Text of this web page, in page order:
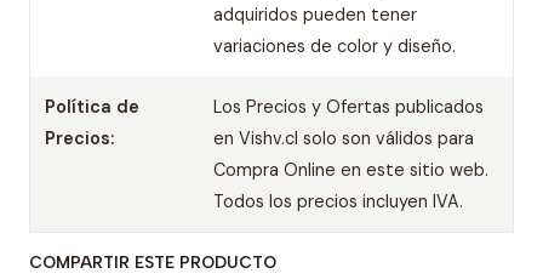
adquiridos pueden tener
variaciones de color y diseño.
Política de
Precios:
Los Precios y Ofertas publicados
en Vishv.cl solo son válidos para
Compra Online en este sitio web.
Todos los precios incluyen IVA.
COMPARTIR ESTE PRODUCTO